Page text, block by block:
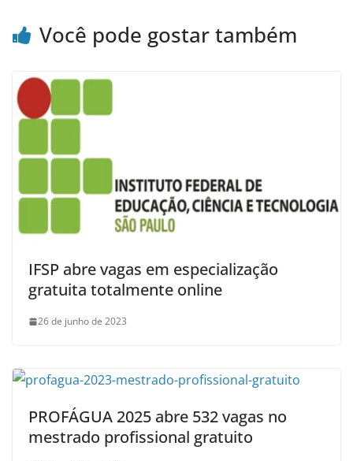
Você pode gostar também
IFSP abre vagas em especialização
gratuita totalmente online
26 de junho de 2023
PROFÁGUA 2025 abre 532 vagas no
mestrado profissional gratuito